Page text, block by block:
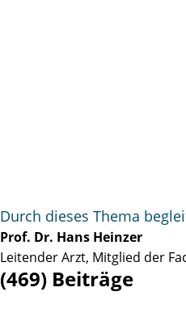
Durch dieses Thema
Prof. Dr. Hans Heinzer
Leitender Arzt, Mitglied der
(469) Beiträge